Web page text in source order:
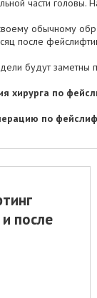
части головы.
обычному
после
будут заметны
хирурга по
по
после